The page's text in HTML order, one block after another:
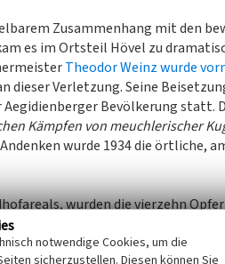
Zusammenhang mit den
es im Ortsteil Hövel zu
Theodor Weinz wurde
dieser Verletzung. Seine
Bevölkerung statt.
Kämpfen von meuchlerischer
Andenken wurde 1934 die örtliche,
wurden die vierzehn
erhaltenen Massengrab
Sie wurden erschossen oder
notwendige Cookies, um die
sicherzustellen. Diesen können Sie